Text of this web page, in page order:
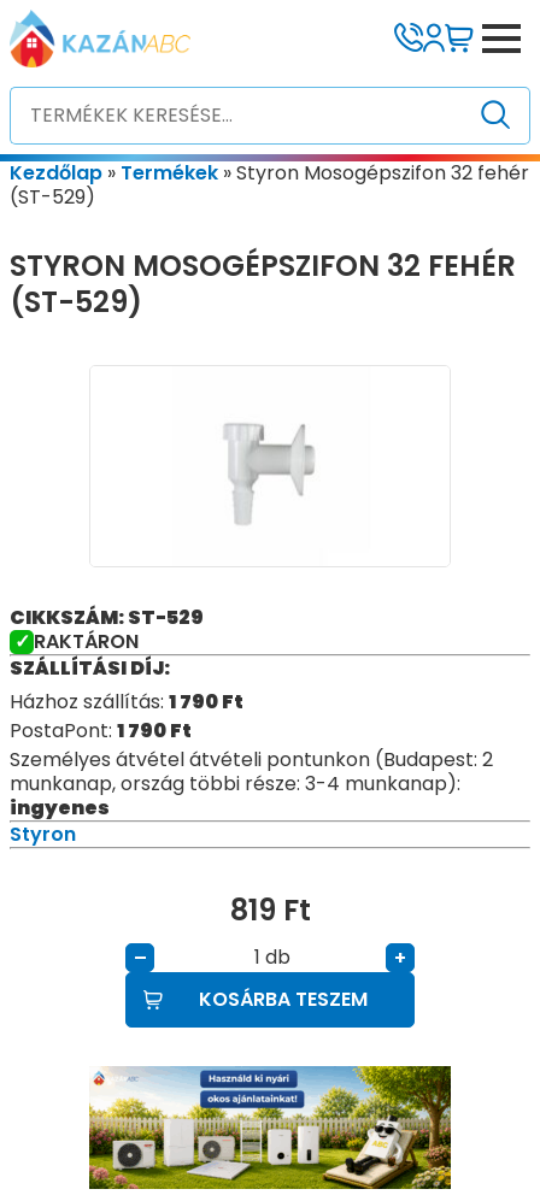
Kezdőlap » Termékek »Styron Mosogépszifon 32 fehér
(ST-529)
STYRON MOSOGÉPSZIFON 32 FEHÉR
(ST-529)
CIKKSZÁM: ST-529
RAKTÁRON
SZÁLLÍTÁSI DÍJ:
Házhoz szállítás: 1 790Ft
PostaPont: 1 790Ft
Személyes átvétel átvételi pontunkon (Budapest: 2
munkanap, ország többi része: 3-4 munkanap):
ingyenes
Styron
819 Ft
– db
+
KOSÁRBA TESZEM